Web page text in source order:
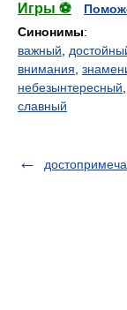
Игры ⚽
Синонимы:
важный
внимания
небезынтересный
славный